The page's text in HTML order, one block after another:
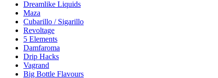
Dreamlike Liquids
Maza
Cubarillo / Sigarillo
Revoltage
5 Elements
Damfaroma
Drip Hacks
Vagrand
Big Bottle Flavours